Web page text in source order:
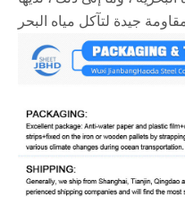
جيدة لتآكل مياه البحر